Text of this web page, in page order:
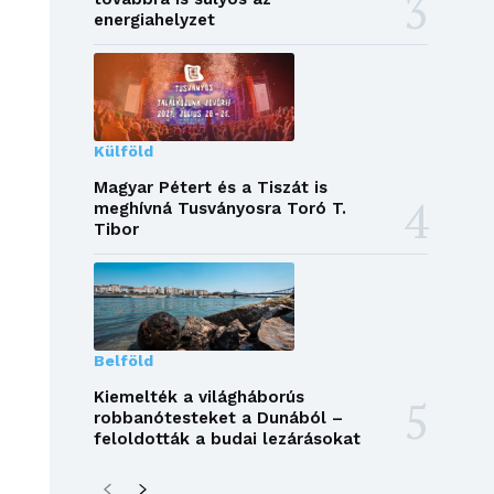
energiahelyzet
Külföld
Magyar Pétert és a Tiszát is
meghívná Tusványosra Toró T.
Tibor
Belföld
Kiemelték a világháborús
robbanótesteket a Dunából –
feloldották a budai lezárásokat